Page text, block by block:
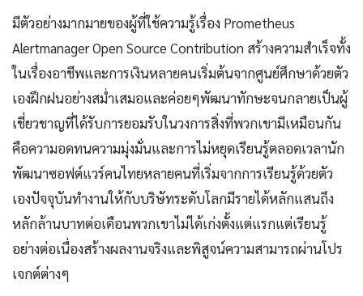
มีตัวอย่างมากมายของผู้ที่ใช้ความรู้เรื่อง Prometheus
Alertmanager Open Source Contribution สร้างความสำเร็จทั้ง
ในเรื่องอาชีพและการเงินหลายคนเริ่มต้นจากศูนย์ศึกษาด้วยตัว
เองฝึกฝนอย่างสม่ำเสมอและค่อยๆพัฒนาทักษะจนกลายเป็นผู้
เชี่ยวชาญที่ได้รับการยอมรับในวงการสิ่งที่พวกเขามีเหมือนกัน
คือความอดทนความมุ่งมั่นและการไม่หยุดเรียนรู้ตลอดเวลานัก
พัฒนาซอฟต์แวร์คนไทยหลายคนที่เริ่มจากการเรียนรู้ด้วยตัว
เองปัจจุบันทำงานให้กับบริษัทระดับโลกมีรายได้หลักแสนถึง
หลักล้านบาทต่อเดือนพวกเขาไม่ได้เก่งตั้งแต่แรกแต่เรียนรู้
อย่างต่อเนื่องสร้างผลงานจริงและพิสูจน์ความสามารถผ่านโปร
เจกต์ต่างๆ